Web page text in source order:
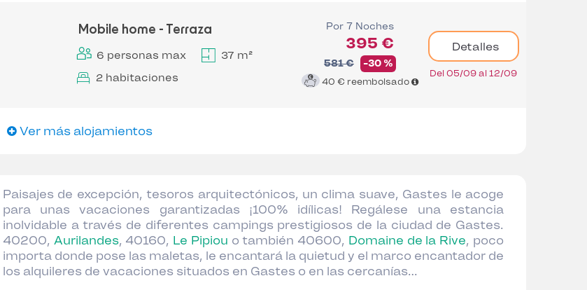
Mobile home - Terraza
6 personas max
37 m²
2 habitaciones
Por 7 Noches
395 €
581 € -30 %
40 € reembolsado
Detalles
Del 05/09 al 12/09
Ver más alojamientos
Paisajes de excepción, tesoros arquitectónicos, un clima suave, Gastes le acoge
para unas vacaciones garantizadas ¡100% idílicas! Regálese una estancia
inolvidable a través de diferentes campings prestigiosos de la ciudad de Gastes.
40200, Aurilandes, 40160, Le Pipiou o también 40600, Domaine de la Rive, poco
importa donde pose las maletas, le encantará la quietud y el marco encantador de
los alquileres de vacaciones situados en Gastes o en las cercanías…